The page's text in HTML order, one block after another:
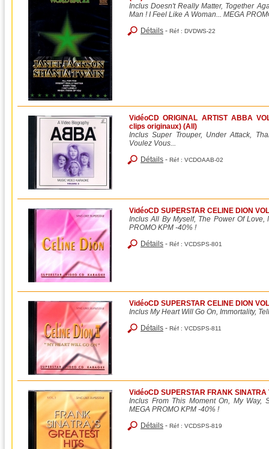
Inclus Doesn't Really Matter, Together
Man ! I Feel Like A Woman... MEGA
Détails - Réf : DVDWS-22
VidéoCD ORIGINAL ARTIST ABBA
clips originaux) (All)
Inclus Super Trouper, Under Attack,
Voulez Vous...
Détails - Réf : VCDOAAB-02
VidéoCD SUPERSTAR CELINE DION
Inclus All By Myself, The Power Of Love,
PROMO KPM -40% !
Détails - Réf : VCDSPS-801
VidéoCD SUPERSTAR CELINE DION
Inclus My Heart Will Go On, Immortality,
Détails - Réf : VCDSPS-811
VidéoCD SUPERSTAR FRANK SINATRA
Inclus From This Moment On, My Way,
MEGA PROMO KPM -40% !
Détails - Réf : VCDSPS-819